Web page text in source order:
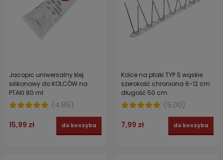
Jacopic uniwersalny klej
silikonowy do KOLCÓW na
PTAKI 80 ml
(4.85)
15,99 zł do koszyka
Kolce na ptaki TYP S wąskie
szerokość chroniona 6-12 cm
długość 50 cm
(5.00)
7,99 zł do koszyka